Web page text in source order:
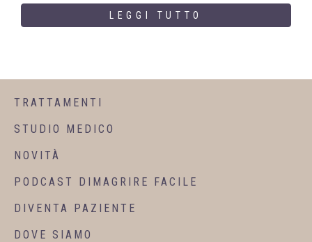
LEGGI TUTTO
TRATTAMENTI
STUDIO MEDICO
NOVITÀ
PODCAST DIMAGRIRE FACILE
DIVENTA PAZIENTE
DOVE SIAMO